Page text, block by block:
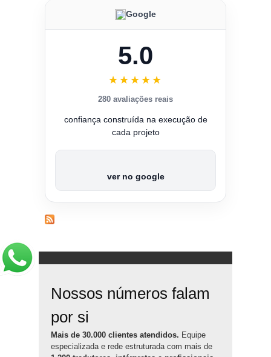
Google
5.0
★★★★★
280 avaliações reais
confiança construída na execução de
cada projeto
ver no google
Nossos números falam
por si
Mais de 30.000 clientes atendidos. Equipe
especializada e rede estruturada com mais de